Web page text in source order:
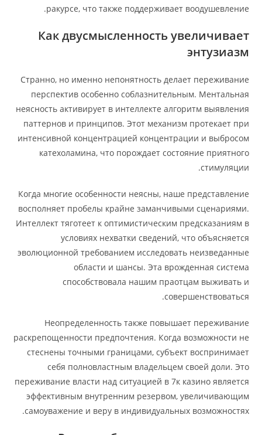
ракурсе, что также поддерживает воодушевление.
Как двусмысленность увеличивает
энтузиазм
Странно, но именно непонятность делает переживание
перспектив особенно соблазнительным. Ментальная
неясность активирует в интеллекте алгоритм выявления
паттернов и принципов. Этот механизм протекает при
интенсивной концентрацией концентрации и выбросом
катехоламина, что порождает состояние приятного
стимуляции.
Когда многие особенности неясны, наше представление
восполняет пробелы крайне заманчивыми сценариями.
Интеллект тяготеет к оптимистическим предсказаниям в
условиях нехватки сведений, что объясняется
эволюционной требованием исследовать неизведанные
области и шансы. Эта врожденная система
способствовала нашим праотцам выживать и
совершенствоваться.
Неопределенность также повышает переживание
раскрепощенности предпочтения. Когда возможности не
стеснены точными границами, субъект воспринимает
себя полновластным владельцем своей доли. Это
переживание власти над ситуацией в 7к казино является
эффективным внутренним резервом, увеличивающим
самоуважение и веру в индивидуальных возможностях.